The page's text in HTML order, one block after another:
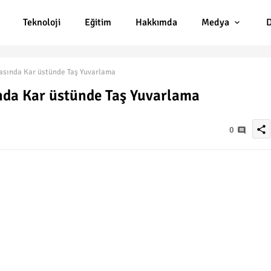
Teknoloji Eğitim Hakkımda Medya
Kar üstünde Taş Yuvarlama
Kar üstünde Taş Yuvarlama
0 share